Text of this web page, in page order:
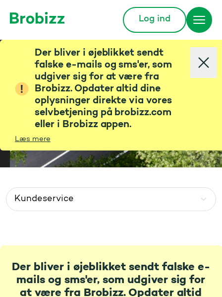
Log ind
Der bliver i øjeblikket sendt
falske e-mails og sms'er, som
udgiver sig for at være fra
Brobizz. Opdater altid dine
oplysninger direkte via vores
selvbetjening på brobizz.com
eller i Brobizz appen.
Læs mere
Hvad kan vi hjælpe dig
med?
Søg blandt vores spørgsmål og svar
Go to page
Der bliver i øjeblikket sendt falske e-
mails og sms'er, som udgiver sig for
at være fra Brobizz. Opdater altid